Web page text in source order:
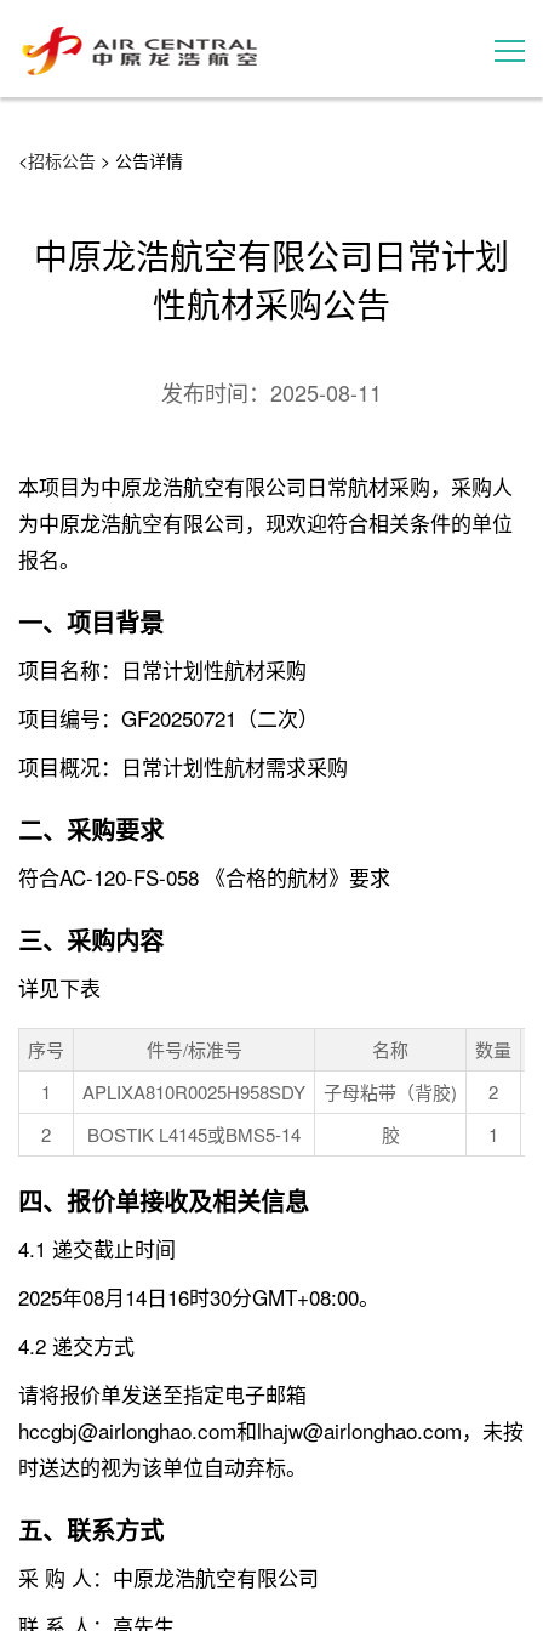
用户案例
<招标公告 > 公告详情
中原龙浩航空有限公司日常计划
性航材采购公告
发布时间： 2025-08-11
本项目为中原龙浩航空有限公司日常航材采购，采购人
为中原龙浩航空有限公司，现欢迎符合相关条件的单位
报名。
一、项目背景
项目名称：日常计划性航材采购
项目编号：GF20250721（二次）
项目概况：日常计划性航材需求采购
二、采购要求
符合AC-120-FS-058 《合格的航材》要求
三、采购内容
详见下表
序号 件号/标准号 名称 数量
1
APLIXA810R0025H958SDY 子母粘带（背胶) 2
2
BOSTIK L4145或BMS5-14 胶 1
四、报价单接收及相关信息
4.1 递交截止时间
2025年08月14日16时30分GMT+08:00。
4.2 递交方式
请将报价单发送至指定电子邮箱
hccgbj@airlonghao.com和lhajw@airlonghao.com，未按
时送达的视为该单位自动弃标。
五、联系方式
采 购 人：中原龙浩航空有限公司